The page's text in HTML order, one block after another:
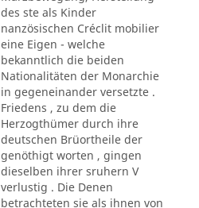
des ste als Kinder
nanzösischen Créclit mobilier
eine Eigen - welche
bekanntlich die beiden
Nationalitäten der Monarchie
in gegeneinander versetzte .
Friedens , zu dem die
Herzogthümer durch ihre
deutschen Brüortheile der
genöthigt worten , gingen
dieselben ihrer sruhern V
verlustig . Die Denen
betrachteten sie als ihnen von